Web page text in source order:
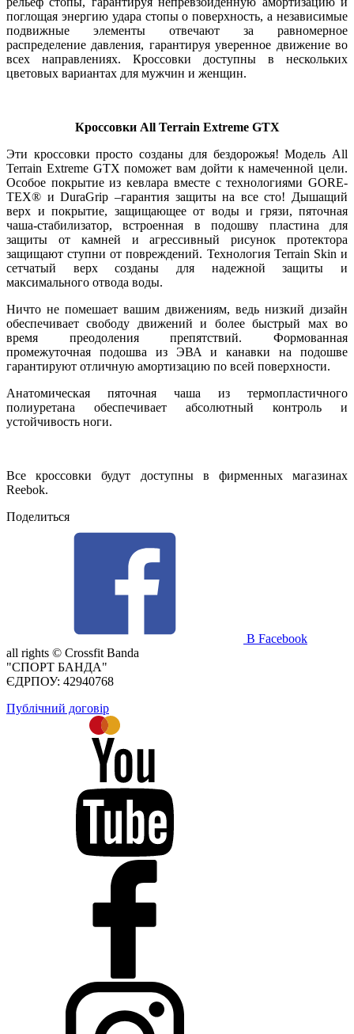
поглощая энергию удара стопы о поверхность, а независимые
подвижные элементы отвечают за равномерное
распределение давления, гарантируя уверенное движение во
всех направлениях. Кроссовки доступны в нескольких
цветовых вариантах для мужчин и женщин.
Кроссовки All Terrain Extreme GTX
Эти кроссовки просто созданы для бездорожья! Модель All
Terrain Extreme GTX поможет вам дойти к намеченной цели.
Особое покрытие из кевлара вместе с технологиями GORE-
TEX® и DuraGrip –гарантия защиты на все сто! Дышащий
верх и покрытие, защищающее от воды и грязи, пяточная
чаша-стабилизатор, встроенная в подошву пластина для
защиты от камней и агрессивный рисунок протектора
защищают ступни от повреждений. Технология Terrain Skin и
сетчатый верх созданы для надежной защиты и
максимального отвода воды.
Ничто не помешает вашим движениям, ведь низкий дизайн
обеспечивает свободу движений и более быстрый мах во
время преодоления препятствий. Формованная
промежуточная подошва из ЭВА и канавки на подошве
гарантируют отличную амортизацию по всей поверхности.
Анатомическая пяточная чаша из термопластичного
полиуретана обеспечивает абсолютный контроль и
устойчивость ноги.
Все кроссовки будут доступны в фирменных магазинах
Reebok.
Поделиться
В Facebook
all rights © Crossfit Banda
"СПОРТ БАНДА"
ЄДРПОУ: 42940768
Публічний договір